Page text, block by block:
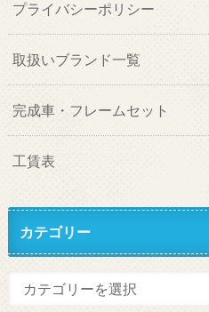
プライバシーポリシー
取扱いブランド一覧
完成車・フレームセット
工賃表
カテゴリー